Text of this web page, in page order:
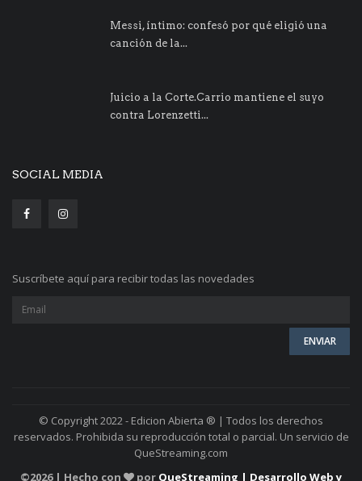
Messi, íntimo: confesó por qué eligió una
canción de la...
Juicio a la Corte.Carrio mantiene el suyo
contra Lorenzetti...
SOCIAL MEDIA
Suscríbete aquí para recibir todas las novedades
© Copyright 2022 - Edicion Abierta ® | Todos los derechos
reservados. Prohibida su reproducción total o parcial. Un servicio de
QueStreaming.com
©2026 | Hecho con por QueStreaming | Desarrollo Web y